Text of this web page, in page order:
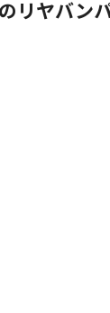
リヤバン